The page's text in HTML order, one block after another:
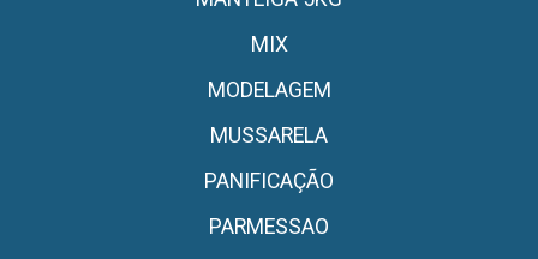
MIX
MODELAGEM
MUSSARELA
PANIFICAÇÃO
PARMESSAO